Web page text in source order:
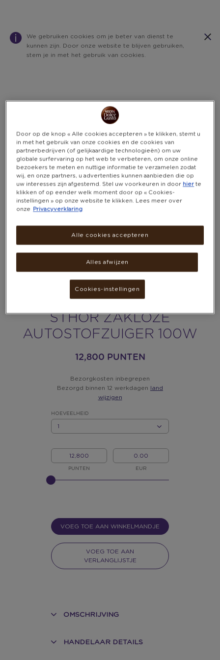
We gebruiken cookies om je beter van dienst te
kunnen zijn. Door onze website te blijven gebruiken,
stem je in met het gebruik van cookies.
STHOR ZAKLOZE
AUTOSTOFZUIGER 100W
12,800 PUNTEN
Bezorgkosten inbegrepen
Bezorgd binnen 12 werkdagen land
wijzigen
HOEVEELHEID
MIJN
PUNTEN
PUNTEN
MIJN
EUR
GELIEVE
INPUT
VOEG TOE AAN WINKELMANDJE
VOEG TOE AAN
VERLANGLIJSTJE
OMSCHRIJVING
HANDELAAR DETAILS
Door op de knop « Alle cookies accepteren » te klikken, stemt u
in met het gebruik van onze cookies en de cookies van
partnerbedrijven (of gelijkaardige technologieën) om uw
globale surfervaring op het web te verbeteren, om onze online
bezoekers te meten en nuttige informatie te verzamelen zodat
wij, en onze partners, u advertenties kunnen aanbieden die op
uw interesses zijn afgestemd. Stel uw voorkeuren in door hier te
klikken of op eender welk moment door op « Cookies-
instellingen » op onze website te klikken. Lees meer over
onze
Privacyverklaring
Alles afwijzen
Alle cookies accepteren
Cookies-instellingen